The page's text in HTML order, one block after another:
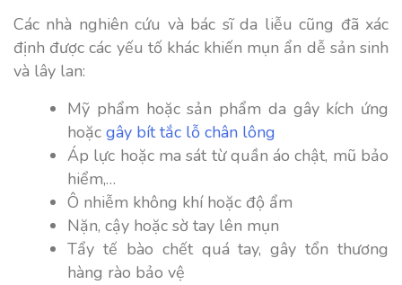
Các nhà nghiên cứu và bác sĩ da liễu cũng đã xác
định được các yếu tố khác khiến mụn ẩn dễ sản sinh
và lây lan:
Mỹ phẩm hoặc sản phẩm da gây kích ứng
hoặc gây bít tắc lỗ chân lông
Áp lực hoặc ma sát từ quần áo chật, mũ bảo
hiểm,…
Ô nhiễm không khí hoặc độ ẩm
Nặn, cậy hoặc sờ tay lên mụn
Tẩy tế bào chết quá tay, gây tổn thương
hàng rào bảo vệ